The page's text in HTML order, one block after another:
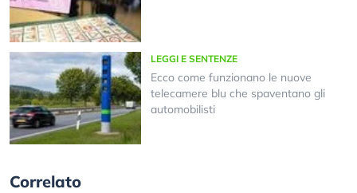
LEGGI E SENTENZE
Ecco come funzionano le nuove
telecamere blu che spaventano gli
automobilisti
Correlato